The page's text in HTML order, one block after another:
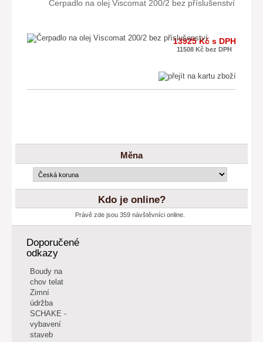
Čerpadlo na olej Viscomat 200/2 bez příslušenství
13925 Kč s DPH
11508 Kč bez DPH
Měna
Kdo je online?
Právě zde jsou 359 návštěvníci online.
Doporučené
odkazy
Boudy na
chov telat
Zimní
údržba
SCHAKE -
vybavení
staveb